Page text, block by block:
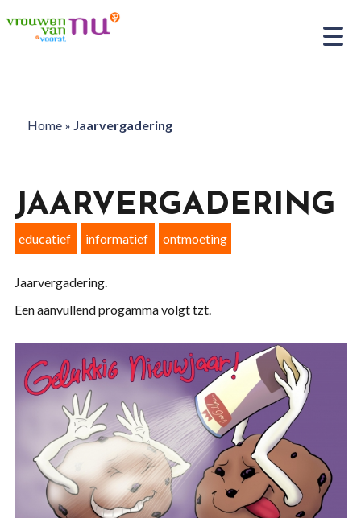
Home» Jaarvergadering
JAARVERGADERING
educatief informatief ontmoeting
Jaarvergadering.
Een aanvullend progamma volgt tzt.